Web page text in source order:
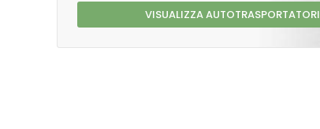
VISUALIZZA AUTOTRASPORTATORI